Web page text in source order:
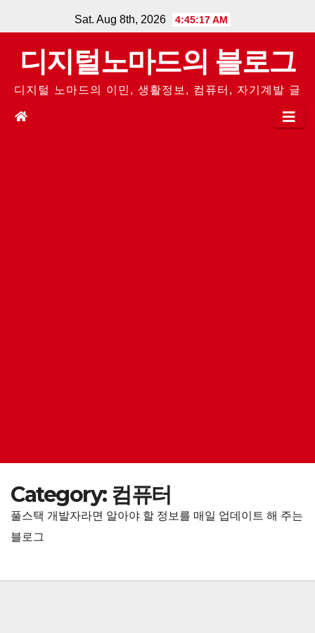
to
content
Sat. Aug 8th, 2026 4:45:18 AM
디지털노마드의 블로그
디지털 노마드의 이민, 생활정보, 컴퓨터, 자기계발 글
Category: 컴퓨터
풀스택 개발자라면 알아야 할 정보를 매일 업데이트 해 주는
블로그